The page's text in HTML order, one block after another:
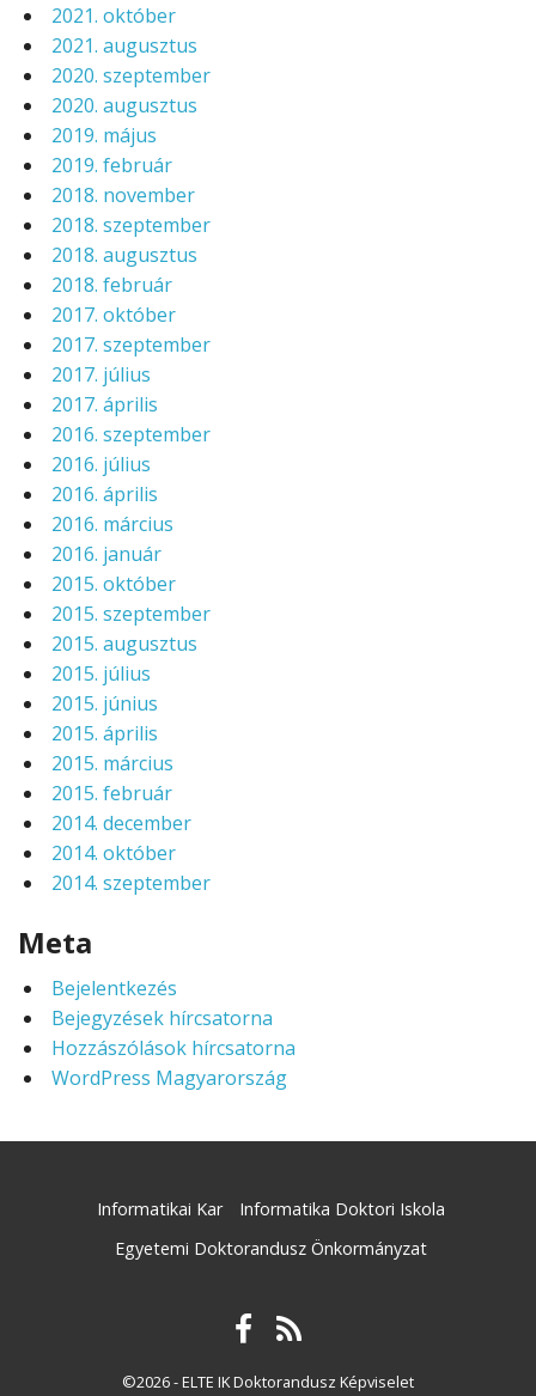
2021. október
2021. augusztus
2020. szeptember
2020. augusztus
2019. május
2019. február
2018. november
2018. szeptember
2018. augusztus
2018. február
2017. október
2017. szeptember
2017. július
2017. április
2016. szeptember
2016. július
2016. április
2016. március
2016. január
2015. október
2015. szeptember
2015. augusztus
2015. július
2015. június
2015. április
2015. március
2015. február
2014. december
2014. október
2014. szeptember
Meta
Bejelentkezés
Bejegyzések hírcsatorna
Hozzászólások hírcsatorna
WordPress Magyarország
Informatikai Kar
Informatika Doktori Iskola
Egyetemi Doktorandusz Önkormányzat
©2026 - ELTE IK Doktorandusz Képviselet